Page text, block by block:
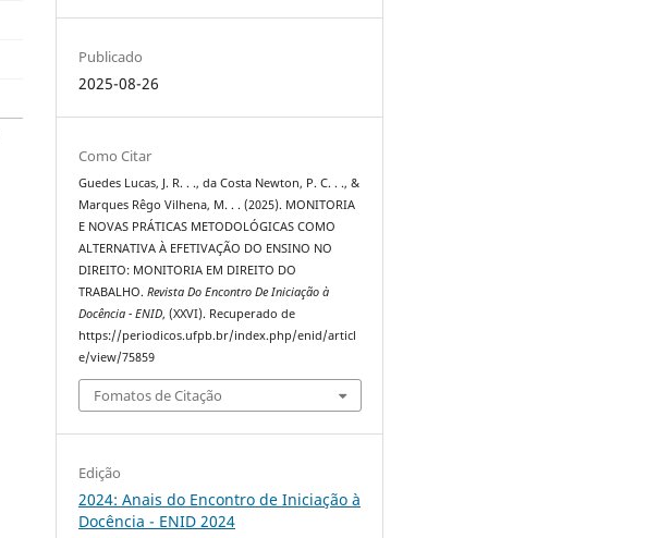
Publicado
2025-08-26
Como Citar
Guedes Lucas, J. R. . ., da Costa Newton, P. C. . ., &
Marques Rêgo Vilhena, M. . . (2025). MONITORIA
E NOVAS PRÁTICAS METODOLÓGICAS COMO
ALTERNATIVA À EFETIVAÇÃO DO ENSINO NO
DIREITO: MONITORIA EM DIREITO DO
TRABALHO.Revista Do Encontro De Iniciação à
Docência - ENID, (XXVI). Recuperado de
https://periodicos.ufpb.br/index.php/enid/articl
e/view/75859
Fomatos de Citação
Edição
2024: Anais do Encontro de Iniciação à
Docência - ENID 2024